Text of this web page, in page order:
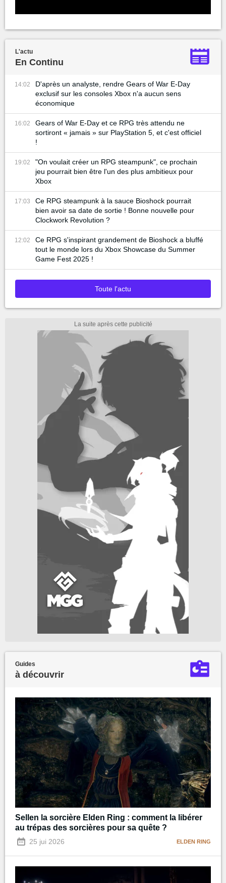
L'actu
En Continu
14:02
D'après un analyste, rendre Gears of War E-Day
exclusif sur les consoles Xbox n'a aucun sens
économique
16:02
Gears of War E-Day et ce RPG très attendu ne
sortiront « jamais » sur PlayStation 5, et c'est officiel
!
19:02
"On voulait créer un RPG steampunk", ce prochain
jeu pourrait bien être l'un des plus ambitieux pour
Xbox
17:03
Ce RPG steampunk à la sauce Bioshock pourrait
bien avoir sa date de sortie ! Bonne nouvelle pour
Clockwork Revolution ?
12:02
Ce RPG s'inspirant grandement de Bioshock a bluffé
tout le monde lors du Xbox Showcase du Summer
Game Fest 2025 !
Toute l'actu
Guides
à découvrir
Sellen la sorcière Elden Ring : comment la libérer
au trépas des sorcières pour sa quête ?
25 jui 2026 ELDEN RING